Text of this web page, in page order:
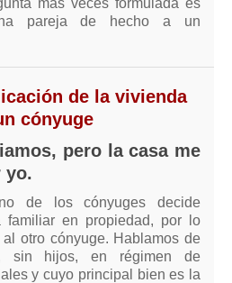
más veces formulada es
pareja de hecho a un
de la vivienda
cónyuge
pero la casa me
yo.
de los cónyuges decide
familiar en propiedad, por lo
otro cónyuge. Hablamos de
sin hijos, en régimen de
y cuyo principal bien es la